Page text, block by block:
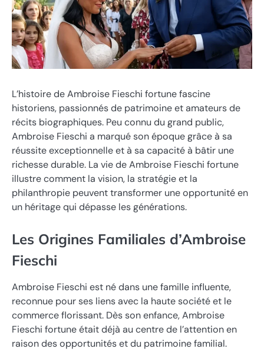
L’histoire de Ambroise Fieschi fortune fascine
historiens, passionnés de patrimoine et amateurs de
récits biographiques. Peu connu du grand public,
Ambroise Fieschi a marqué son époque grâce à sa
réussite exceptionnelle et à sa capacité à bâtir une
richesse durable. La vie de Ambroise Fieschi fortune
illustre comment la vision, la stratégie et la
philanthropie peuvent transformer une opportunité en
un héritage qui dépasse les générations.
Les Origines Familiales d’Ambroise
Fieschi
Ambroise Fieschi est né dans une famille influente,
reconnue pour ses liens avec la haute société et le
commerce florissant. Dès son enfance, Ambroise
Fieschi fortune était déjà au centre de l’attention en
raison des opportunités et du patrimoine familial.